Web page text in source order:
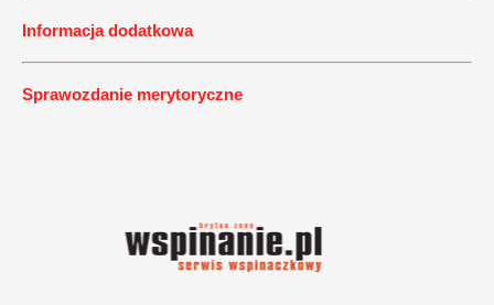
Informacja dodatkowa
Sprawozdanie merytoryczne